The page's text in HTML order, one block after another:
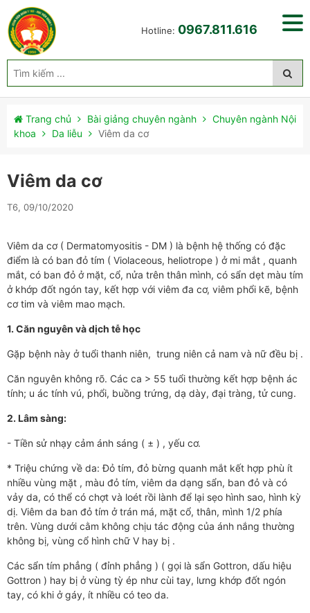
Hotline: 0967.811.616
Trang chủ Bài giảng chuyên ngành
Chuyên ngành Nội
khoa
Da liễu Viêm da cơ
Viêm da cơ
T6, 09/10/2020
Viêm da cơ ( Dermatomyositis - DM ) là bệnh hệ thống có đặc
điểm là có ban đỏ tím ( Violaceous, heliotrope ) ở mi mắt , quanh
mắt, có ban đỏ ở mặt, cổ, nửa trên thân mình, có sẩn dẹt màu tím
ở khớp đốt ngón tay, kết hợp với viêm đa cơ, viêm phổi kẽ, bệnh
cơ tim và viêm mao mạch.
1. Căn nguyên và dịch tễ học
Gặp bệnh này ở tuổi thanh niên, trung niên cả nam và nữ đều bị .
Căn nguyên không rõ. Các ca > 55 tuổi thường kết hợp bệnh ác
tính; u ác tính vú, phổi, buồng trứng, dạ dày, đại tràng, tử cung.
2. Lâm sàng:
- Tiền sử nhạy cảm ánh sáng ( ± ) , yếu cơ.
* Triệu chứng về da: Đỏ tím, đỏ bừng quanh mắt kết hợp phù ít
nhiều vùng mặt , màu đỏ tím, viêm da dạng sẩn, ban đỏ và có
vảy da, có thể có chợt và loét rồi lành để lại sẹo hình sao, hình kỳ
dị. Viêm da ban đỏ tím ở trán má, mặt cổ, thân, mình 1/2 phía
trên. Vùng dưới cằm không chịu tác động của ánh nắng thường
không bị, vùng cổ hình chữ V hay bị .
Các sẩn tím phẳng ( đỉnh phẳng ) ( gọi là sẩn Gottron, dấu hiệu
Gottron ) hay bị ở vùng tỳ ép như cùi tay, lưng khớp đốt ngón
tay, có khi ở gáy, ít nhiều có teo da.